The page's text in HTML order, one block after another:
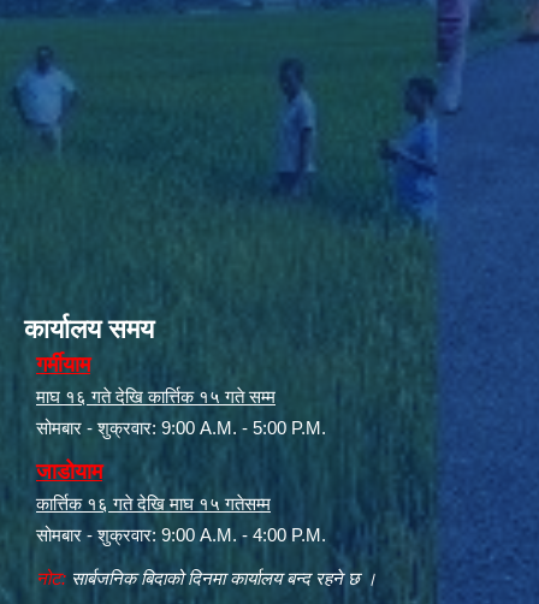
कार्यालय समय
गर्मीयाम
माघ १६ गते देखि कार्त्तिक १५ गते सम्म
सोमबार - शुक्रवार: 9:00 A.M. - 5:00 P.M.
जाडोयाम
कार्त्तिक १६ गते देखि माघ १५ गतेसम्म
सोमबार - शुक्रवार: 9:00 A.M. - 4:00 P.M.
नोट: सार्बजनिक बिदाको दिनमा कार्यालय बन्द रहने छ ।